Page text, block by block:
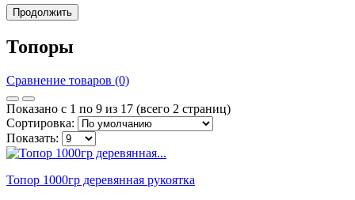
Продолжить
Топоры
Сравнение товаров (0)
Показано с 1 по 9 из 17 (всего 2 страниц)
Сортировка:
Показать:
Топор 1000гр деревянная рукоятка